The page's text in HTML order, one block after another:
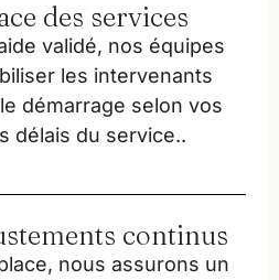
des services
validé, nos équipes
les intervenants
démarrage selon vos
délais du service..
continus
nous assurons un